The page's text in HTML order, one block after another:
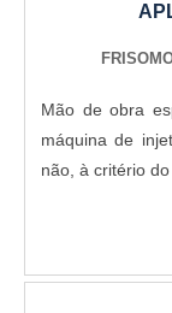
Mão de obra
máquina de
não, à critério do